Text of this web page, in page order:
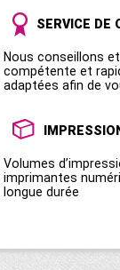
SERVICE DE
Nous conseillons
compétente et
adaptées afin de
Volumes
imprimantes
longue durée